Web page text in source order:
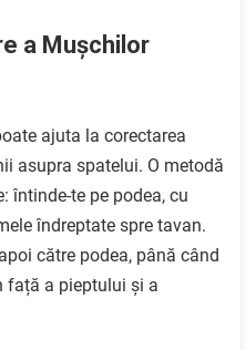
a Mușchilor
ajuta la corectarea
asupra spatelui. O metodă
întinde-te pe podea, cu
îndreptate spre tavan.
către podea, până când
față a pieptului și a